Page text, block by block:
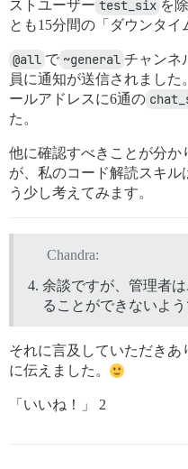
ストユーザー test_six を
とも15分間の「ダウンタイ
@all で ~general チャンネ
員に通知が送信されまし
ールアドレスに6通の
た。
他に確認すべきことが分か
が、私のコード解読スキル
う少し考えてみます。
Chandra:
余談ですが、管理者
ることができないよう
それに言及していただきあ
に伝えました。
「いいね！」 2